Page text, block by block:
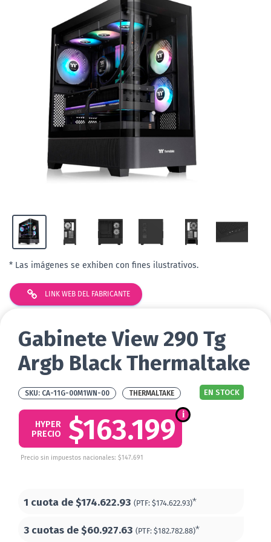
* Las imágenes se exhiben con fines ilustrativos.
LINK WEB DEL FABRICANTE
Gabinete View 290 Tg
Argb Black Thermaltake
CA-11G-00M1WN-00 EN STOCK
THERMALTAKE
$163.199
HYPER
PRECIO
Precio sin impuestos nacionales: $147.691
1 cuota de$174.622.93 (PTF: $174.622.93)*
3 cuotas de$60.927.63 (PTF: $182.782.88)*